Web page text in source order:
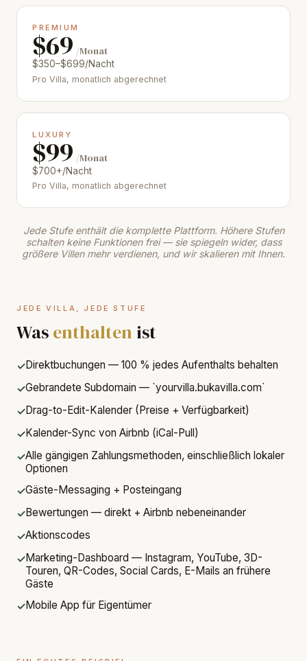
PREMIUM
$69 /Monat
$350–$699/Nacht
Pro Villa, monatlich abgerechnet
LUXURY
$99 /Monat
$700+/Nacht
Pro Villa, monatlich abgerechnet
Jede Stufe enthält die komplette Plattform. Höhere Stufen
schalten keine Funktionen frei — sie spiegeln wider, dass
größere Villen mehr verdienen, und wir skalieren mit Ihnen.
JEDE VILLA, JEDE STUFE
Wasenthalten ist
✓Direktbuchungen — 100 % jedes Aufenthalts behalten
✓Gebrandete Subdomain — `yourvilla.bukavilla.com`
✓Drag-to-Edit-Kalender (Preise + Verfügbarkeit)
✓Kalender-Sync von Airbnb (iCal-Pull)
✓Alle gängigen Zahlungsmethoden, einschließlich lokaler
Optionen
✓Gäste-Messaging + Posteingang
✓Bewertungen — direkt + Airbnb nebeneinander
✓Aktionscodes
✓Marketing-Dashboard — Instagram, YouTube, 3D-
Touren, QR-Codes, Social Cards, E-Mails an frühere
Gäste
✓Mobile App für Eigentümer